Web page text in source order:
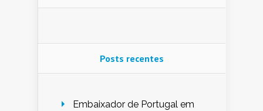
Posts recentes
Embaixador de Portugal em